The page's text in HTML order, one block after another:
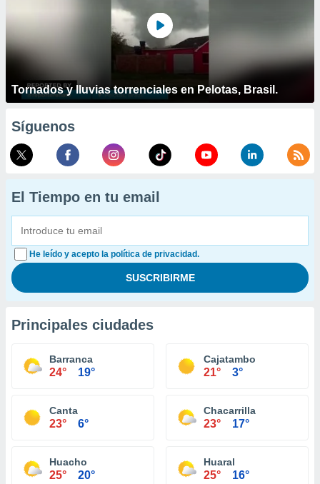
Tornados y lluvias torrenciales en Pelotas, Brasil.
Síguenos
El Tiempo en tu email
He leído y acepto la política de privacidad.
Principales ciudades
Barranca
24° 19°
Cajatambo
21° 3°
Canta
23° 6°
Chacarrilla
23° 17°
Huacho
25° 20°
Huaral
25° 16°